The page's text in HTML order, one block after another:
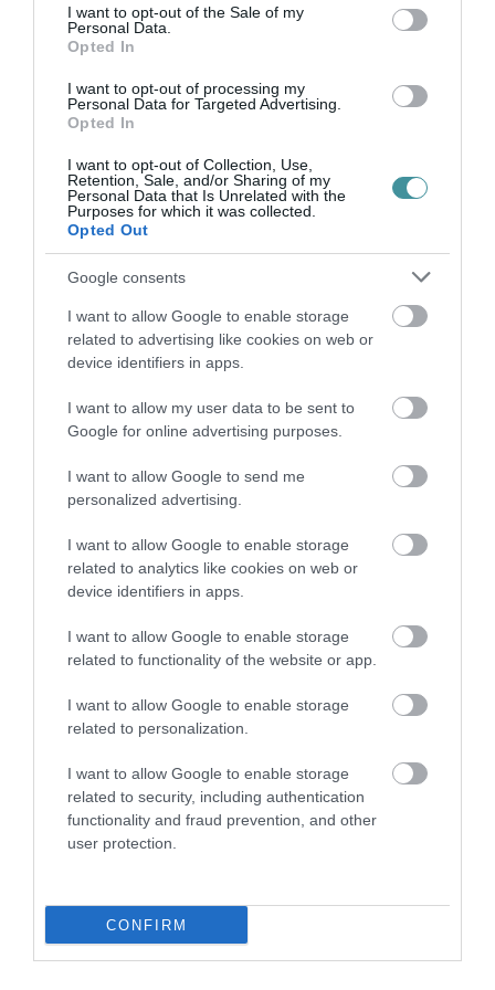
consent section.
I want to opt-out of the Sale of my
Personal Data.
Opted In
I want to opt-out of processing my
Personal Data for Targeted Advertising.
Opted In
I want to opt-out of Collection, Use,
Retention, Sale, and/or Sharing of my
Personal Data that Is Unrelated with the
Purposes for which it was collected.
Opted Out
Google consents
I want to allow Google to enable storage
related to advertising like cookies on web or
device identifiers in apps.
I want to allow my user data to be sent to
Google for online advertising purposes.
I want to allow Google to send me
personalized advertising.
I want to allow Google to enable storage
related to analytics like cookies on web or
device identifiers in apps.
I want to allow Google to enable storage
related to functionality of the website or app.
I want to allow Google to enable storage
related to personalization.
I want to allow Google to enable storage
related to security, including authentication
functionality and fraud prevention, and other
user protection.
CONFIRM
TELJES SZAKÍTÁS JÖN A...
2026. augusztus 08|Mindenki ügye
TATA ELBŰVÖLŐ LÁTVÁNYOSSÁGAI,
AMIKÉRT ÉRDEMES MEGNÉZNI
TÖBB MINT EGY HÓNAP IS LEHET, MIRE
2026. augusztus 07 Mindenki ügye
TANULJ NÉMETÜL OTTHONRÓL: A
2026. augusztus 07|Promóció
ÚJRAINDULNAK A KORÁBBAN
LEÁLLÍTOTT SZOLGÁLTATÁSOK AZ EGRI...
2026. augusztus 07|Eger ügye
TÍZ ÉVE NEM VOLT ILYEN ALACSONY AZ